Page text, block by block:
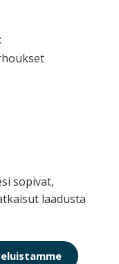
sopivat,
laadusta